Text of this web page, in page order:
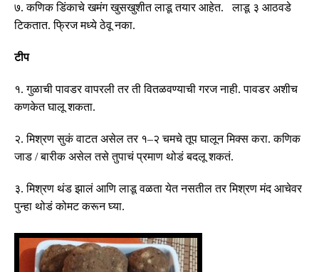
७.कणिक डिंकाचे खमंग खुसखुशीत लाडू तयार आहेत.लाडू ३ आठवडे
टिकतात.फ्रिज मध्ये ठेवू नका.
टीप
१.गुळाची पावडर वापरली तर ती वितळवण्याची गरज नाही.पावडर अशीच
कणकेत घालू शकता.
२.मिश्रण सुकं वाटत असेल तर १–२ चमचे तूप घालून मिक्स करा.कणिक
जाड /बारीक असेल तसे तुपाचं प्रमाण थोडं बदलू शकतं.
३.मिश्रण थंड झालं आणि लाडू वळता येत नसतील तर मिश्रण मंद आचेवर
पुन्हा थोडं कोमट करून घ्या.